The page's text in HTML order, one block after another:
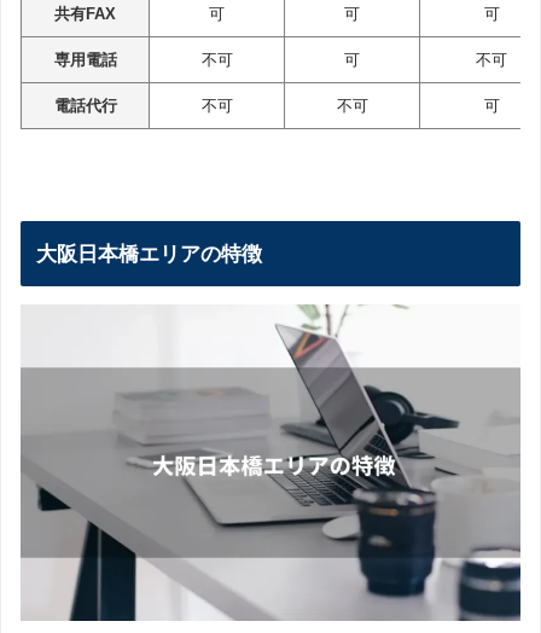
共有FAX 可 可 可
専用電話 不可 可 不可
電話代行 不可 不可 可
大阪日本橋エリアの特徴